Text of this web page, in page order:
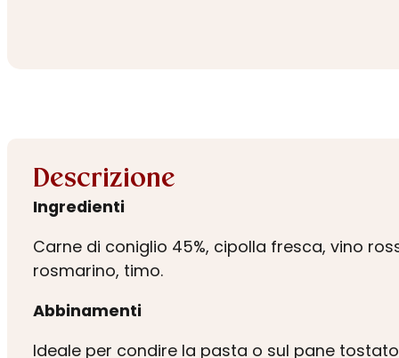
Descrizione
Ingredienti
Carne di coniglio 45%, cipolla fresca, vino
rosmarino, timo.
Abbinamenti
Ideale per condire la pasta o sul pane